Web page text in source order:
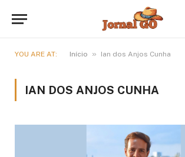
YOU ARE AT: Início » Ian dos Anjos Cunha
IAN DOS ANJOS CUNHA